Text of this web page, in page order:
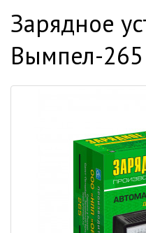
Зарядное
Вымпел-265